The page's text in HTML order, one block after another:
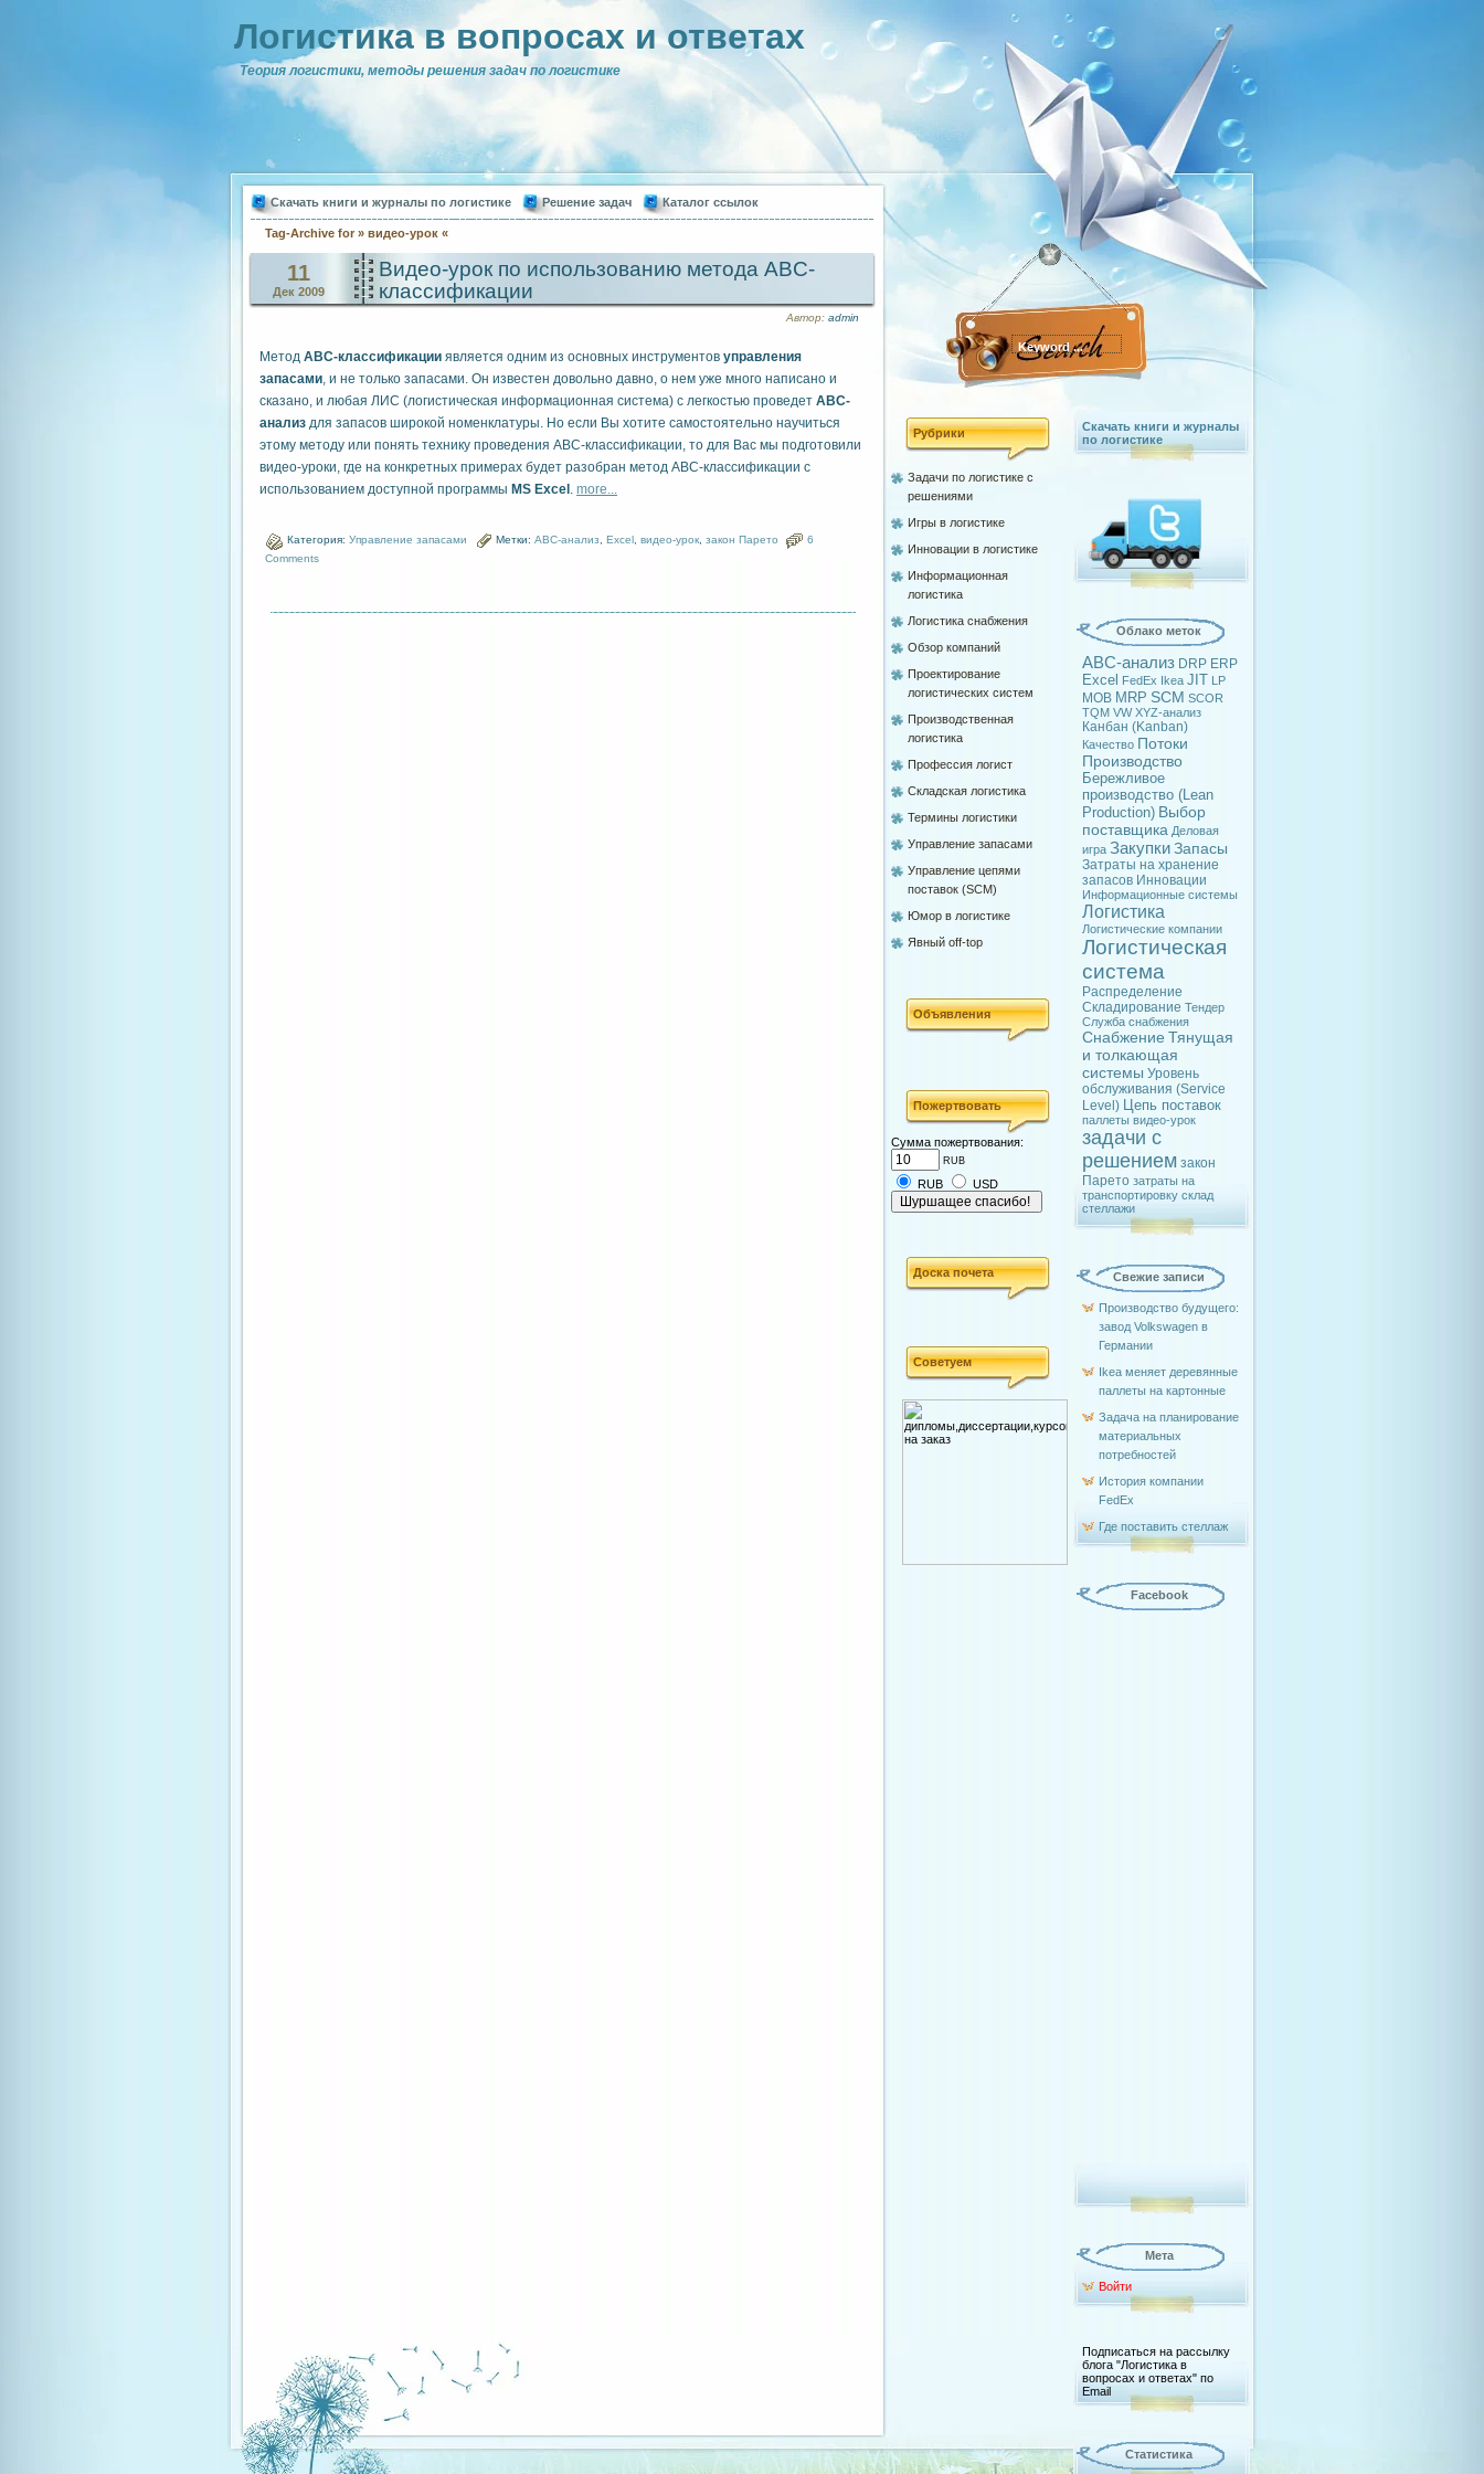
Логистика в вопросах и ответах
Теория логистики, методы решения задач по логистике
Скачать книги и журналы по логистике Решение задач Каталог ссылок
Tag-Archive for » видео-урок «
11
Дек 2009
Видео-урок по использованию метода ABC-
классификации
Автор: admin
Метод ABC-классификации является одним из основных инструментов управления
запасами, и не только запасами. Он известен довольно давно, о нем уже много написано и
сказано, и любая ЛИС (логистическая информационная система) с легкостью проведет АВС-
анализ для запасов широкой номенклатуры. Но если Вы хотите самостоятельно научиться
этому методу или понять технику проведения ABC-классификации, то для Вас мы подготовили
видео-уроки, где на конкретных примерах будет разобран метод АВС-классификации с
использованием доступной программы MS Excel . more...
Категория: Управление запасами Метки: ABC-анализ Excel видео-урок закон Парето
6
Comments
Рубрики
Задачи по логистике с
решениями
Игры в логистике
Инновации в логистике
Информационная
логистика
Логистика снабжения
Обзор компаний
Проектирование
логистических систем
Производственная
логистика
Профессия логист
Складская логистика
Термины логистики
Управление запасами
Управление цепями
поставок (SCM)
Юмор в логистике
Явный off-top
Объявления
Пожертвовать
Сумма пожертвования:
RUB
RUB USD
Доска почета
Советуем
Скачать книги и журналы
по логистике
Облако меток
ABC-анализ DRP ERP
Excel FedEx Ikea JIT LP
MOB MRP SCM SCOR
TQM VW XYZ-анализ
Канбан (Kanban)
Качество Потоки
Производство
Бережливое
производство (Lean
Production) Выбор
поставщика Деловая
игра ЗакупкиЗапасы
Затраты на хранение
запасов Инновации
Информационные системы
Логистика
Логистические компании
Логистическая
система
Распределение
Складирование Тендер
Служба снабжения
Снабжение Тянущая
и толкающая
системы Уровень
обслуживания (Service
Level) Цепь поставок
паллеты видео-урок
задачи с
решением закон
Парето затраты на
транспортировку склад
стеллажи
Свежие записи
Производство будущего:
завод Volkswagen в
Германии
Ikea меняет деревянные
паллеты на картонные
Задача на планирование
материальных
потребностей
История компании
FedEx
Где поставить стеллаж
Facebook
Мета
Войти
Подписаться на рассылку
блога "Логистика в
вопросах и ответах" по
Email
Статистика